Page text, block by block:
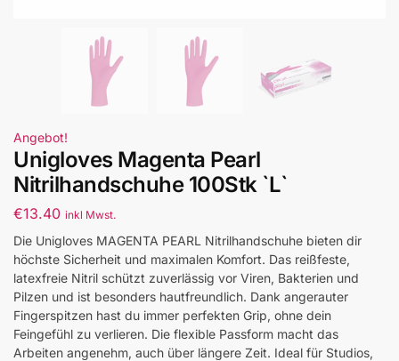
Angebot!
Unigloves Magenta Pearl
Nitrilhandschuhe 100Stk `L`
€13.40 inkl Mwst.
Die Unigloves MAGENTA PEARL Nitrilhandschuhe bieten dir
höchste Sicherheit und maximalen Komfort. Das reißfeste,
latexfreie Nitril schützt zuverlässig vor Viren, Bakterien und
Pilzen und ist besonders hautfreundlich. Dank angerauter
Fingerspitzen hast du immer perfekten Grip, ohne dein
Feingefühl zu verlieren. Die flexible Passform macht das
Arbeiten angenehm, auch über längere Zeit. Ideal für Studios,